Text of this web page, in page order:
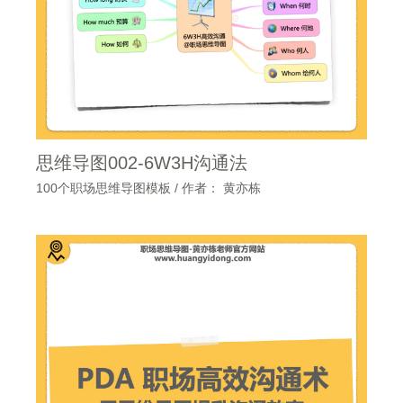
思维导图002-6W3H沟通法
100个职场思维导图模板 / 作者： 黄亦栋